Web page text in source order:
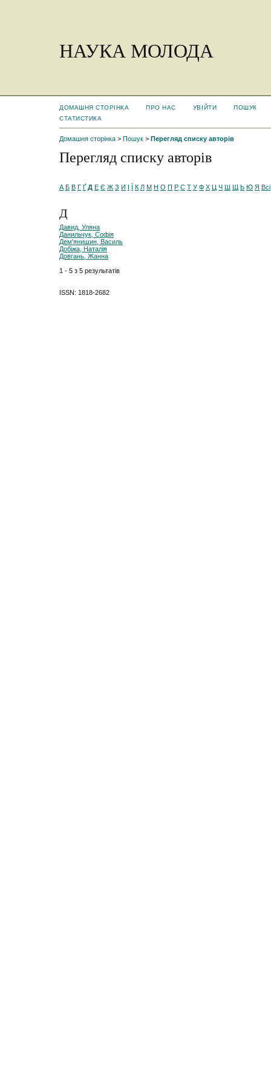
НАУКА МОЛОДА
ДОМАШНЯ СТОРІНКА ПРО НАС УВІЙТИ
ПОШУК
СТАТИСТИКА
Домашня сторінка > Пошук > Перегляд списку авторів
Перегляд списку авторів
А Б В Г Ґ Д Е Є Ж З И І Ї К Л М Н О П Р С Т У Ф Х Ц Ч Ш Щ Ь Ю Я Всі
Д
Давид, Уляна
Данильчук, Софія
Дем'янишин, Василь
Добіжа, Наталія
Довгань, Жанна
1 - 5 з 5 результатів
ISSN: 1818-2682